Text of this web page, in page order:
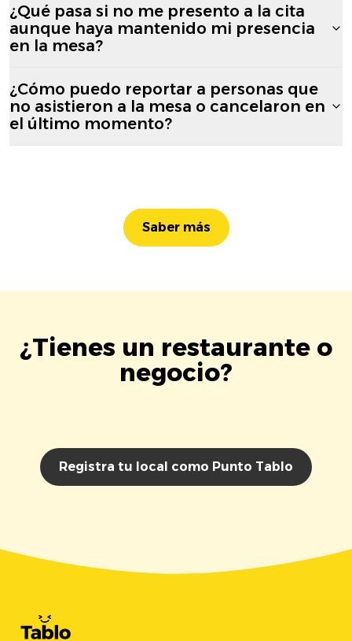
¿Qué pasa si no me presento a la cita
aunque haya mantenido mi presencia
en la mesa?
¿Cómo puedo reportar a personas que
no asistieron a la mesa o cancelaron en
el último momento?
Saber más
¿Tienes un restaurante o
negocio?
Registra tu local como Punto Tablo